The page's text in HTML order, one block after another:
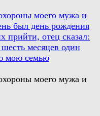
моего мужа и
был день рождения
прийти, отец сказал:
месяцев один
мою семью
моего мужа и